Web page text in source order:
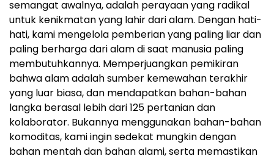
semangat awalnya, adalah perayaan yang radikal
untuk kenikmatan yang lahir dari alam. Dengan hati-
hati, kami mengelola pemberian yang paling liar dan
paling berharga dari alam di saat manusia paling
membutuhkannya. Memperjuangkan pemikiran
bahwa alam adalah sumber kemewahan terakhir
yang luar biasa, dan mendapatkan bahan-bahan
langka berasal lebih dari 125 pertanian dan
kolaborator. Bukannya menggunakan bahan-bahan
komoditas, kami ingin sedekat mungkin dengan
bahan mentah dan bahan alami, serta memastikan